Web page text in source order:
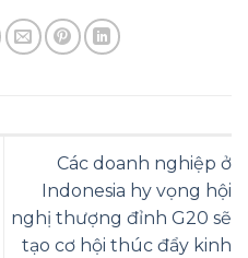
Các doanh nghiệp ở
Indonesia hy vọng hội
nghị thượng đỉnh G20 sẽ
tạo cơ hội thúc đẩy kinh